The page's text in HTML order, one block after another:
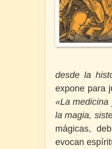
desde la
expone para
«La medicina
la magia,
mágicas,
evocan